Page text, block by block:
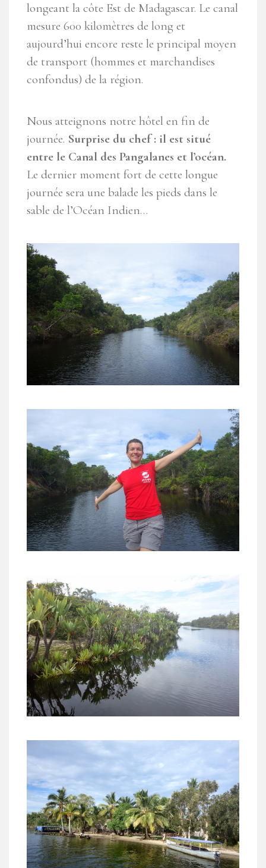
longeant la côte Est de Madagascar. Le canal
mesure 600 kilomètres de long et
aujourd’hui encore reste le principal moyen
de transport (hommes et marchandises
confondus) de la région.
Nous atteignons notre hôtel en fin de
journée. Surprise du chef : il est situé
entre le Canal des Pangalanes et l’océan.
Le dernier moment fort de cette longue
journée sera une balade les pieds dans le
sable de l’Océan Indien…